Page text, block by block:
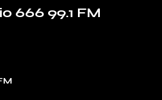
666 99.1 FM